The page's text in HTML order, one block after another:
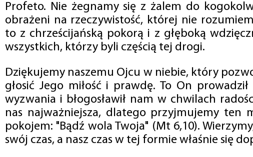
Profeto. Nie żegnamy się z żalem do
obrażeni na rzeczywistość, której nie
to z chrześcijańską pokorą i z głęboką
wszystkich, którzy byli częścią tej drogi.
Dziękujemy naszemu Ojcu w niebie, który
głosić Jego miłość i prawdę. To On
wyzwania i błogosławił nam w chwilach
nas najważniejsza, dlatego przyjmujemy ten
pokojem: "Bądź wola Twoja" (Mt 6,10).
swój czas, a nasz czas w tej formie właśnie się